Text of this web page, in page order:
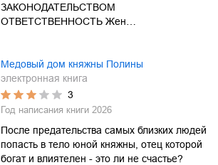
ЗАКОНОДАТЕЛЬСТВОМ
ОТВЕТСТВЕННОСТЬ Жен…
Медовый дом княжны Полины
электронная книга
3
Год написания книги 2026
После предательства самых близких людей
попасть в тело юной княжны, отец которой
богат и влиятелен - это ли не счастье?